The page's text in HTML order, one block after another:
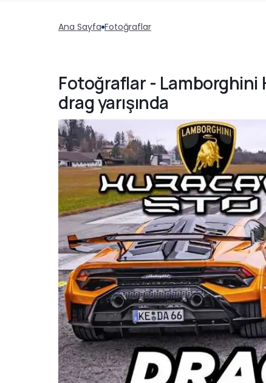
Ana Sayfa Fotoğraflar
Fotoğraflar - Lamborghini
drag yarışında